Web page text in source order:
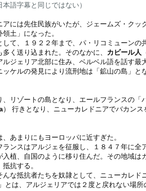
本語字幕と同じではない）
アには先住民族がいたが、ジェームズ・クッ
土」になった。
して、１９２２年まで、パ・リコミューンの
く送り込まれた。そのなかに、 カビール人
ルジェリア北部に住み、ベルベル語を話す最
ッケルの発見により流刑地は「鉱山の島」
、リゾートの島となり、エールフランスの「
） 行きとなり、ニューカレドニアでバカン
あまりにもヨーロッパに近すぎた。
ランスはアルジェを征服し、１８４７年に
入植、自国のように移り住んだ。その地域は
抗する。
んな抵抗者たちを奴隷として、ニューカレド
」とは、 アルジェリアでは２度と戻れない場所